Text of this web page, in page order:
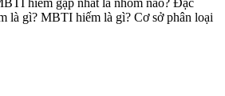
là gì? MBTI hiếm là gì? Cơ sở phân loại